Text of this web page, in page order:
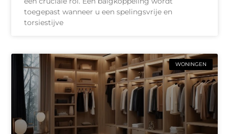
toegepast wanneer u een spelingsvrije en
torsiestijve
WONINGEN